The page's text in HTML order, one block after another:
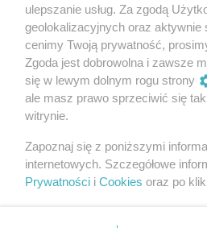
ulepszanie usług. Za zgodą
geolokalizacyjnych oraz
cenimy Twoją prywatność,
Zgoda jest dobrowolna i zawsze
się w lewym dolnym rogu strony
ale masz prawo sprzeciwić się
witrynie.
Zapoznaj się z poniższymi
internetowych. Szczegółowe
Prywatności i Cookies oraz po